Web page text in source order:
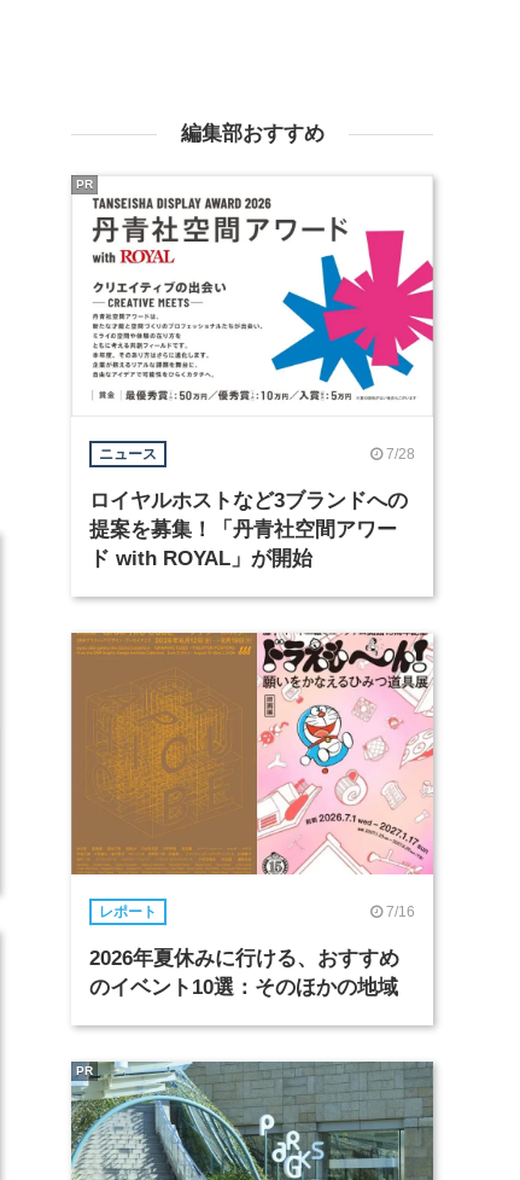
編集部おすすめ
ニュース 7/28
ロイヤルホストなど3ブランドへの
提案を募集！「丹青社空間アワー
ド with ROYAL」が開始
PR
レポート 7/16
2026年夏休みに行ける、おすすめ
のイベント10選：そのほかの地域
PR